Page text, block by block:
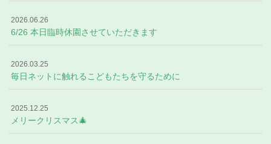
2026.06.26
6/26 本日臨時休園させていただきます
2026.03.25
毎日ネットに触れるこどもたちを守るために
2025.12.25
メリークリスマス🎄